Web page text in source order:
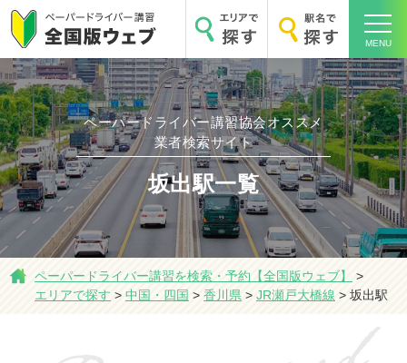
MENU
ホーム
エリアで探す
ペーパードライバー講習協会オススメ
業者検索サイト
坂出駅一覧
ペーパードライバー講習を検索・予約【全国版ウェブ】
>
エリアで探す > 中国・四国 > 香川県 > JR瀬戸大橋線 > 坂出駅